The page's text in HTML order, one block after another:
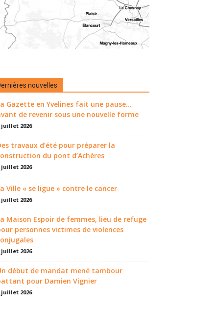
nouvelles
Gazette en Yvelines fait une pause...
de revenir sous une nouvelle forme
juillet 2026
travaux d’été pour préparer la
du pont d’Achères
juillet 2026
Ville « se ligue » contre le cancer
juillet 2026
Maison Espoir de femmes, lieu de refuge
personnes victimes de violences
juillet 2026
début de mandat mené tambour
pour Damien Vignier
juillet 2026